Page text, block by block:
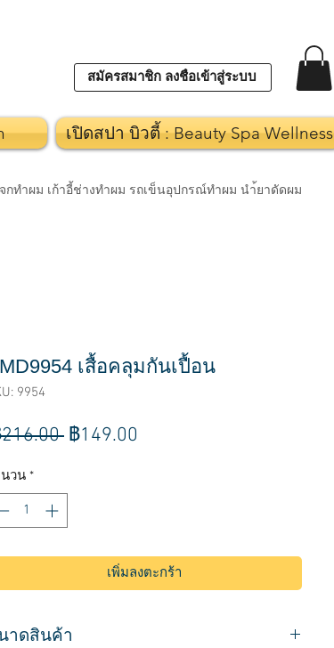
สมัครสมาชิก ลงชื่อเข้าสู่ระบบ
เปิดสปา บิวตี้ : Beauty Spa Wellness
จกทำผม เก้าอี้ช่างทำผม รถเข็นอุปกรณ์ทำผม นำ้ยาดัดผม
เสื้อคลุมกันเปื้อน
9954
ราคา
฿149.00
วน *
เพิ่มลงตะกร้า
าดสินค้า